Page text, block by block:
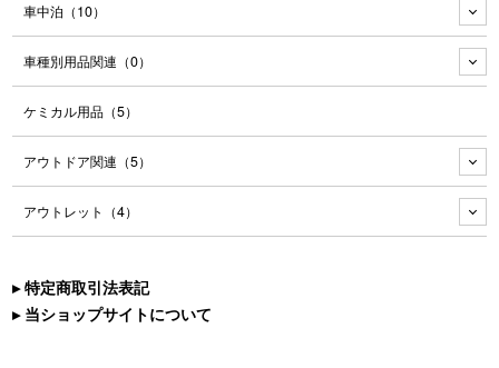
車中泊 （10）
車種別用品関連 （0）
ケミカル用品 （5）
アウトドア関連 （5）
アウトレット （4）
▸ 特定商取引法表記
▸ 当ショップサイトについて